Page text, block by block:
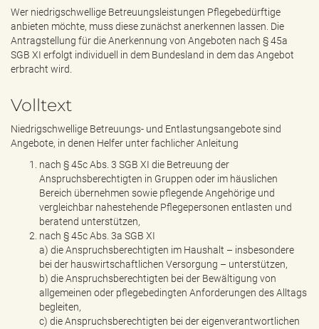
l
e
n
Wer niedrigschwellige Betreuungsleistungen Pflegebedürftige
anbieten möchte, muss diese zunächst anerkennen lassen. Die
Antragstellung für die Anerkennung von Angeboten nach § 45a
SGB XI erfolgt individuell in dem Bundesland in dem das Angebot
erbracht wird.
Volltext
Niedrigschwellige Betreuungs- und Entlastungsangebote sind
Angebote, in denen Helfer unter fachlicher Anleitung
nach § 45c Abs. 3 SGB XI die Betreuung der
Anspruchsberechtigten in Gruppen oder im häuslichen
Bereich übernehmen sowie pflegende Angehörige und
vergleichbar nahestehende Pflegepersonen entlasten und
beratend unterstützen,
nach § 45c Abs. 3a SGB XI
a) die Anspruchsberechtigten im Haushalt – insbesondere
bei der hauswirtschaftlichen Versorgung – unterstützen,
b) die Anspruchsberechtigten bei der Bewältigung von
allgemeinen oder pflegebedingten Anforderungen des Alltags
begleiten,
c) die Anspruchsberechtigten bei der eigenverantwortlichen